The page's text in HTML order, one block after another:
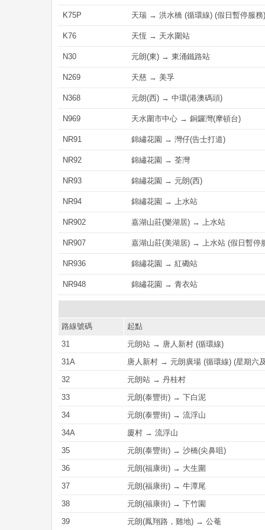
K75P 天瑞 → 洪水橋 (循環線) (假日暫停服務)
K76 天恆 → 天水圍站
N30 元朗(東) → 東涌鐵路站
N269 天慈 → 美孚
N368 元朗(西) → 中環(港澳碼頭)
N969 天水圍市中心 → 銅鑼灣(摩頓台)
NR91 錦繡花園 → 灣仔(告士打道)
NR92 錦繡花園 → 荃灣
NR93 錦繡花園 → 元朗(西)
NR94 錦繡花園 → 上水站
NR902 嘉湖山莊(樂湖居) → 上水站
NR907 嘉湖山莊(美湖居) → 上水站 (假日暫停
NR936 錦繡花園 → 紅磡站
NR948 錦繡花園 → 青衣站
路線號碼
起點
31
元朗站 → 唐人新村 (循環線)
31A
唐人新村 → 元朗廣場 (循環線) (星期六
32
元朗站 → 丹桂村
33
元朗(泰豐街) → 下白泥
34
元朗(泰豐街) → 流浮山
34A
廈村 → 流浮山
35
元朗(泰豐街) → 沙橋(尖鼻咀)
36
元朗(福康街) → 大生圍
37
元朗(福康街) → 牛潭尾
38
元朗(福康街) → 下竹園
39
元朗(鳳翔路，雞地) → 公菴